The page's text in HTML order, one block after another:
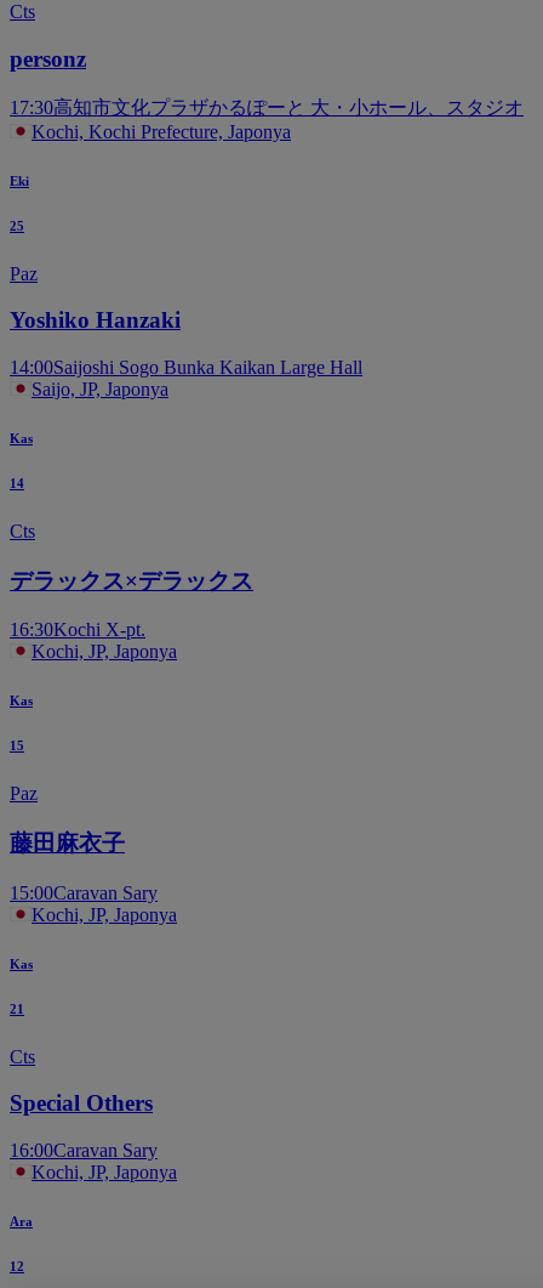
Cts
personz
17:30高知市文化プラザかるぽーと 大・小ホール、スタジオ
Kochi, Kochi Prefecture, Japonya
Eki
25
Paz
Yoshiko Hanzaki
14:00Saijoshi Sogo Bunka Kaikan Large Hall
Saijo, JP, Japonya
Kas
14
Cts
デラックス×デラックス
16:30Kochi X-pt.
Kochi, JP, Japonya
Kas
15
Paz
藤田麻衣子
15:00Caravan Sary
Kochi, JP, Japonya
Kas
21
Cts
Special Others
16:00Caravan Sary
Kochi, JP, Japonya
Ara
12